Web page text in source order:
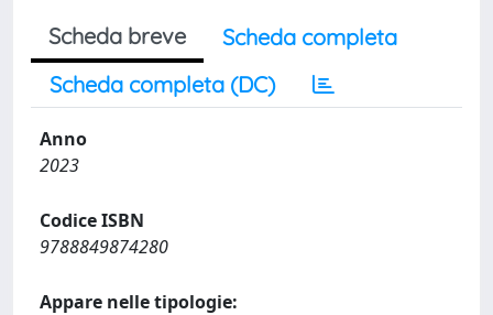
Scheda breve
Scheda completa
Scheda completa (DC)
Anno
2023
Codice ISBN
9788849874280
Appare nelle tipologie: